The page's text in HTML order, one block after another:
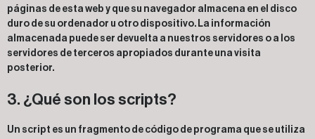
páginas de esta web y que su navegador almacena en el disco
duro de su ordenador u otro dispositivo. La información
almacenada puede ser devuelta a nuestros servidores o a los
servidores de terceros apropiados durante una visita
posterior.
3. ¿Qué son los scripts?
Un script es un fragmento de código de programa que se utiliza